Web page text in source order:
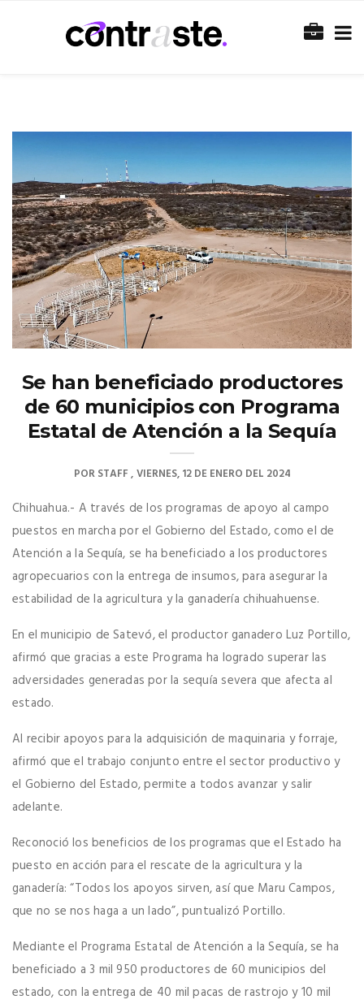
Se han beneficiado productores
de 60 municipios con Programa
Estatal de Atención a la Sequía
PORSTAFF VIERNES, 12 DE ENERO DEL 2024
Chihuahua.- A través de los programas de apoyo al campo
puestos en marcha por el Gobierno del Estado, como el de
Atención a la Sequía, se ha beneficiado a los productores
agropecuarios con la entrega de insumos, para asegurar la
estabilidad de la agricultura y la ganadería chihuahuense.
En el municipio de Satevó, el productor ganadero Luz Portillo,
afirmó que gracias a este Programa ha logrado superar las
adversidades generadas por la sequía severa que afecta al
estado.
Al recibir apoyos para la adquisición de maquinaria y forraje,
afirmó que el trabajo conjunto entre el sector productivo y
el Gobierno del Estado, permite a todos avanzar y salir
adelante.
Reconoció los beneficios de los programas que el Estado ha
puesto en acción para el rescate de la agricultura y la
ganadería: “Todos los apoyos sirven, así que Maru Campos,
que no se nos haga a un lado”, puntualizó Portillo.
Mediante el Programa Estatal de Atención a la Sequía, se ha
beneficiado a 3 mil 950 productores de 60 municipios del
estado, con la entrega de 40 mil pacas de rastrojo y 10 mil